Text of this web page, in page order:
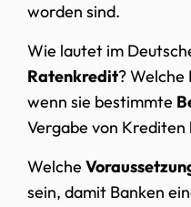
worden sind.
Wie lautet im
Ratenkredit? Welche
wenn sie bestimmte
Vergabe von Krediten
Welche
sein, damit Banken